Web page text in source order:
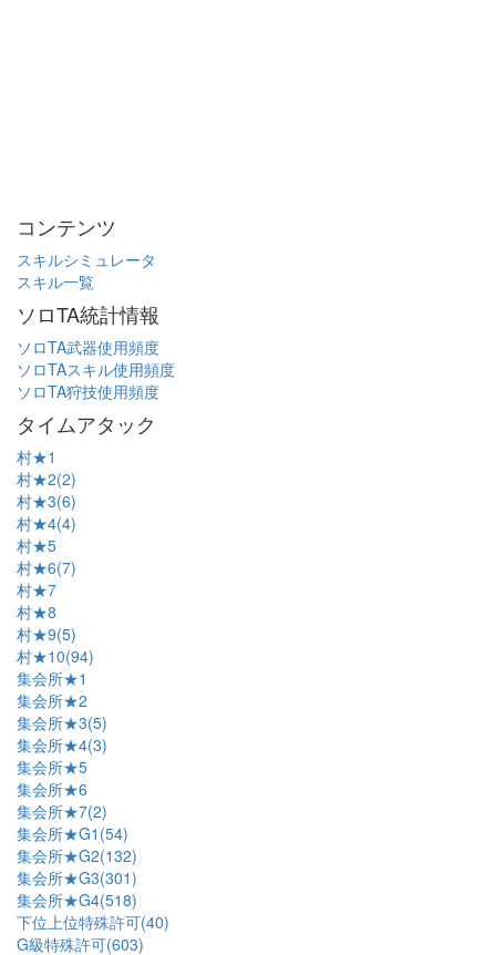
コンテンツ
スキルシミュレータ
スキル一覧
ソロTA統計情報
ソロTA武器使用頻度
ソロTAスキル使用頻度
ソロTA狩技使用頻度
タイムアタック
村★1
村★2(2)
村★3(6)
村★4(4)
村★5
村★6(7)
村★7
村★8
村★9(5)
村★10(94)
集会所★1
集会所★2
集会所★3(5)
集会所★4(3)
集会所★5
集会所★6
集会所★7(2)
集会所★G1(54)
集会所★G2(132)
集会所★G3(301)
集会所★G4(518)
下位上位特殊許可(40)
G級特殊許可(603)